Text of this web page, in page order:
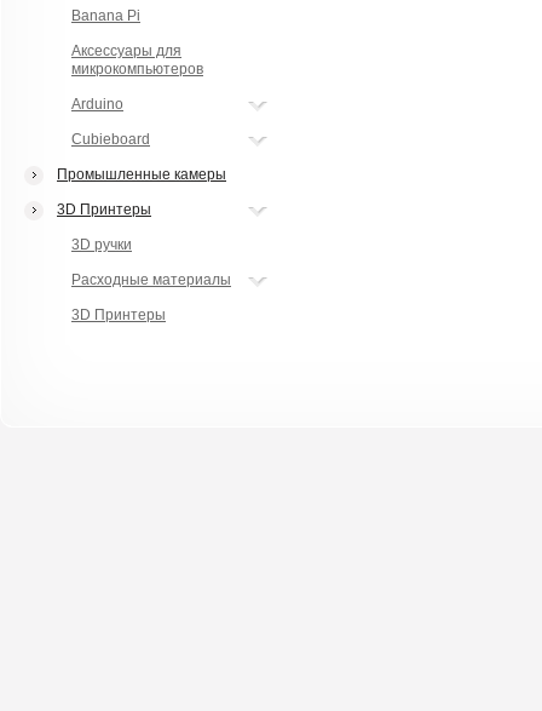
Banana Pi
Аксессуары для
микрокомпьютеров
Arduino
Cubieboard
Промышленные камеры
3D Принтеры
3D ручки
Расходные материалы
3D Принтеры